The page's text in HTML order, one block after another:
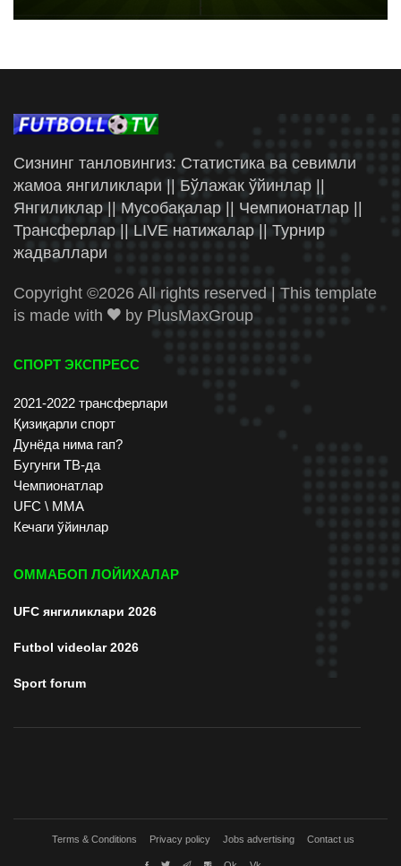
Сизнинг танловингиз: Статистика ва севимли
жамоа янгиликлари || Бўлажак ўйинлар ||
Янгиликлар || Мусобақалар || Чемпионатлар ||
Трансферлар || LIVE натижалар || Турнир
жадваллари
Copyright ©2026 All rights reserved | This template
is made with
by PlusMaxGroup
СПОРТ ЭКСПРЕСС
2021-2022 трансферлари
Қизиқарли спорт
Дунёда нима гап?
Бугунги ТВ-да
Чемпионатлар
UFC \ ММА
Кечаги ўйинлар
ОММАБОП ЛОЙИХАЛАР
UFC янгиликлари 2026
Futbol videolar 2026
Sport forum
Terms & Conditions Privacy policy Jobs advertising Contact us